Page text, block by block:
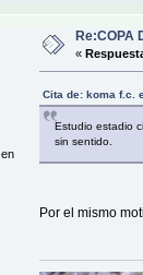
Re:COPA
«
Cita de: koma f.c.
Estudio estadio
sin sentido.
Por el mismo